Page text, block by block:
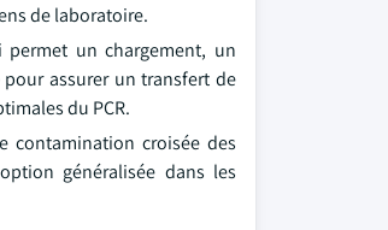
de laboratoire.
un chargement, un
assurer un transfert de
du PCR.
contamination croisée des
généralisée dans les